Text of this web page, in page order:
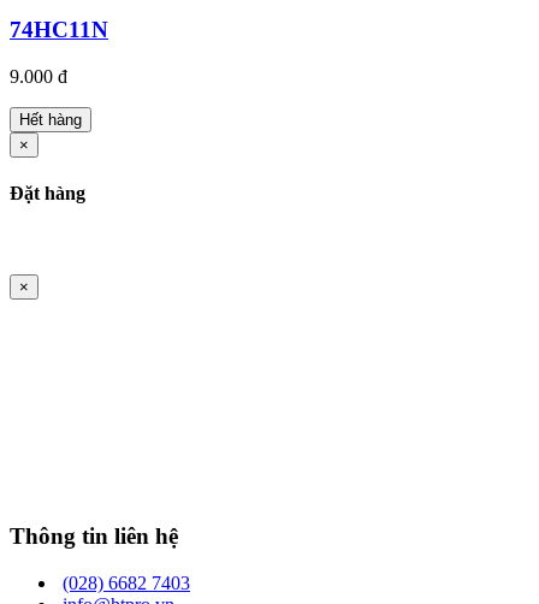
74HC11N
9.000 đ
Hết hàng
×
Đặt hàng
×
Thông tin liên hệ
(028) 6682 7403